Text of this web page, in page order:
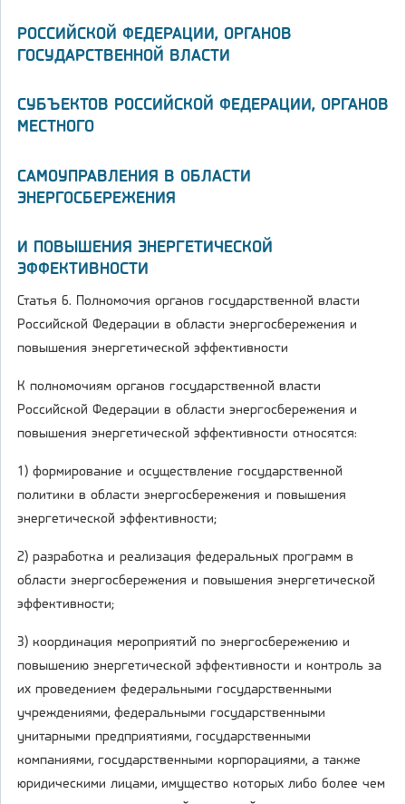
РОССИЙСКОЙ ФЕДЕРАЦИИ, ОРГАНОВ
ГОСУДАРСТВЕННОЙ ВЛАСТИ
СУБЪЕКТОВ РОССИЙСКОЙ ФЕДЕРАЦИИ, ОРГАНОВ
МЕСТНОГО
САМОУПРАВЛЕНИЯ В ОБЛАСТИ
ЭНЕРГОСБЕРЕЖЕНИЯ
И ПОВЫШЕНИЯ ЭНЕРГЕТИЧЕСКОЙ
ЭФФЕКТИВНОСТИ
Статья 6. Полномочия органов государственной власти
Российской Федерации в области энергосбережения и
повышения энергетической эффективности
К полномочиям органов государственной власти
Российской Федерации в области энергосбережения и
повышения энергетической эффективности относятся:
1) формирование и осуществление государственной
политики в области энергосбережения и повышения
энергетической эффективности;
2) разработка и реализация федеральных программ в
области энергосбережения и повышения энергетической
эффективности;
3) координация мероприятий по энергосбережению и
повышению энергетической эффективности и контроль за
их проведением федеральными государственными
учреждениями, федеральными государственными
унитарными предприятиями, государственными
компаниями, государственными корпорациями, а также
юридическими лицами, имущество которых либо более чем